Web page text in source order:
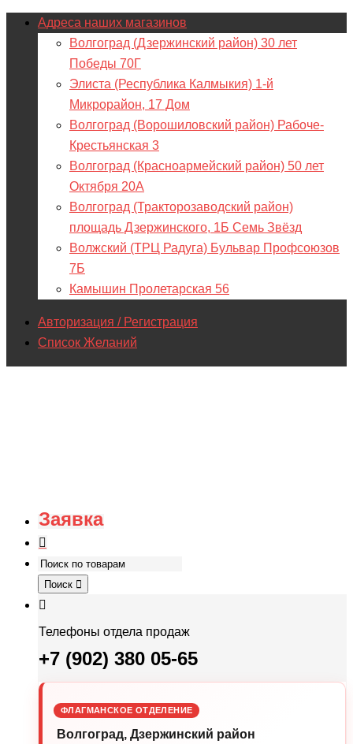
Адреса наших магазинов
Волгоград (Дзержинский район) 30 лет
Победы 70Г
Элиста (Республика Калмыкия) 1-й
Микрорайон, 17 Дом
Волгоград (Ворошиловский район) Рабоче-
Крестьянская 3
Волгоград (Красноармейский район) 50 лет
Октября 20А
Волгоград (Тракторозаводский район)
площадь Дзержинского, 1Б Семь Звёзд
Волжский (ТРЦ Радуга) Бульвар Профсоюзов
7Б
Камышин Пролетарская 56
Авторизация / Регистрация
Список Желаний
Заявка
Поиск
Телефоны отдела продаж
+7 (902) 380 05-65
ФЛАГМАНСКОЕ ОТДЕЛЕНИЕ
Волгоград, Дзержинский район